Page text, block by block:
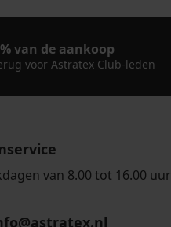
van de aankoop
voor Astratex Club-leden
van 8.00 tot 16.00 uur